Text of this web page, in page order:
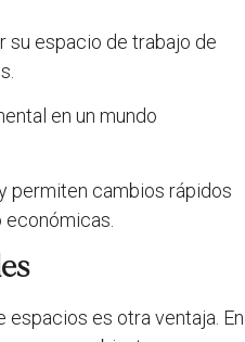
su espacio de trabajo de
en un mundo
permiten cambios rápidos
es otra ventaja. En